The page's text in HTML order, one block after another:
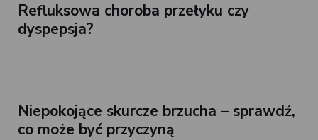
Refluksowa choroba przełyku czy
dyspepsja?
Niepokojące skurcze brzucha – sprawdź,
co może być przyczyną